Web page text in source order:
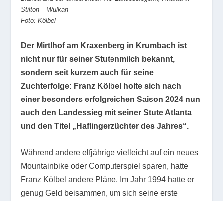
Stilton – Wulkan
Foto: Kölbel
Der Mirtlhof am Kraxenberg in Krumbach ist
nicht nur für seiner Stutenmilch bekannt,
sondern seit kurzem auch für seine
Zuchterfolge: Franz Kölbel holte sich nach
einer besonders erfolgreichen Saison 2024 nun
auch den Landessieg mit seiner Stute Atlanta
und den Titel „Haflingerzüchter des Jahres“.
Während andere elfjährige vielleicht auf ein neues
Mountainbike oder Computerspiel sparen, hatte
Franz Kölbel andere Pläne. Im Jahr 1994 hatte er
genug Geld beisammen, um sich seine erste